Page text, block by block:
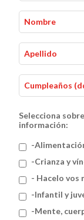
Selecciona
información:
-
-Crianza y
- Hacelo vos
-Infantil y
-Mente,